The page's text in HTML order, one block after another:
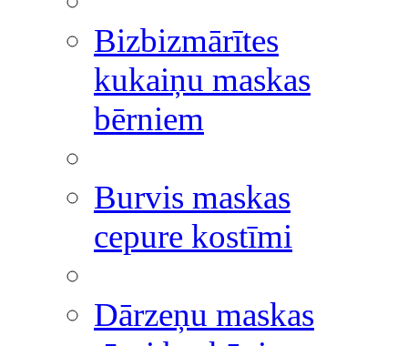
Bizbizmārītes
kukaiņu maskas
bērniem
Burvis maskas
cepure kostīmi
Dārzeņu maskas